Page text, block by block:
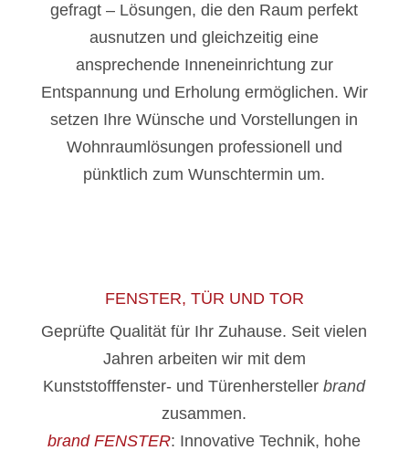
gefragt – Lösungen, die den Raum perfekt
ausnutzen und gleichzeitig eine
ansprechende Inneneinrichtung zur
Entspannung und Erholung ermöglichen. Wir
setzen Ihre Wünsche und Vorstellungen in
Wohnraumlösungen professionell und
pünktlich zum Wunschtermin um.
FENSTER, TÜR UND TOR
Geprüfte Qualität für Ihr Zuhause. Seit vielen
Jahren arbeiten wir mit dem
Kunststofffenster- und Türenherstellerbrand
zusammen.
brand FENSTER: Innovative Technik, hohe